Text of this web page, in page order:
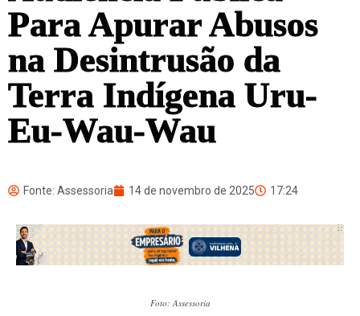
Para Apurar Abusos
na Desintrusão da
Terra Indígena Uru-
Eu-Wau-Wau
Fonte: Assessoria 14 de novembro de 2025 17:24
Foto: Assessoria